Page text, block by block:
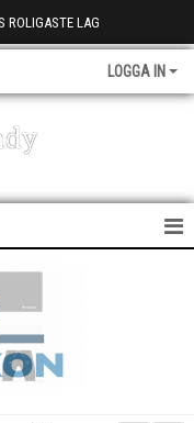
ROLIGASTE LAG
LOGGA IN